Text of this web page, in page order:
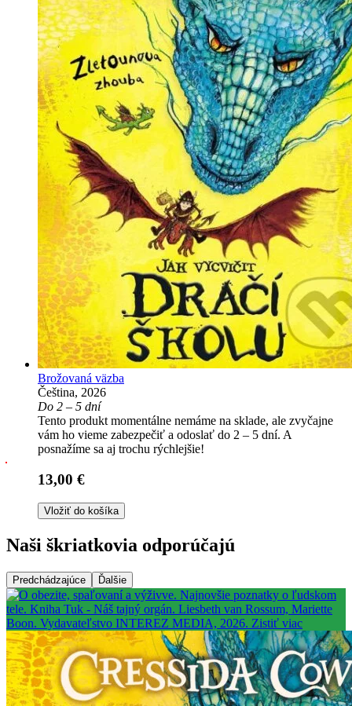
Brožovaná väzba
Čeština, 2026
Do 2 – 5 dní
Tento produkt momentálne nemáme na sklade, ale zvyčajne
vám ho vieme zabezpečiť a odoslať do 2 – 5 dní. A
posnažíme sa aj trochu rýchlejšie!
13,00 €
Vložiť do košíka
Naši škriatkovia odporúčajú
Predchádzajúce Ďalšie